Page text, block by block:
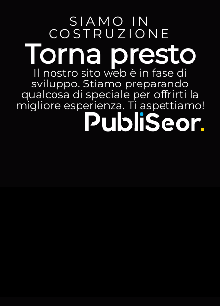
SIAMO IN
COSTRUZIONE
Torna presto
Il nostro sito web è in fase di
sviluppo. Stiamo preparando
qualcosa di speciale per offrirti la
migliore esperienza. Ti aspettiamo!